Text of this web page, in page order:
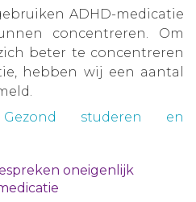
ADHD-medicatie
concentreren. Om
beter te concentreren
hebben wij een aantal
studeren en
oneigenlijk